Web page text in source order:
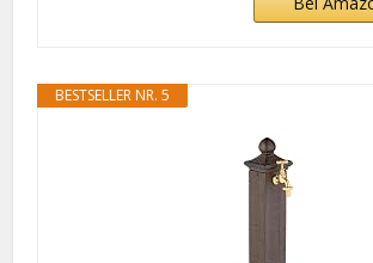
BESTSELLER NR. 5